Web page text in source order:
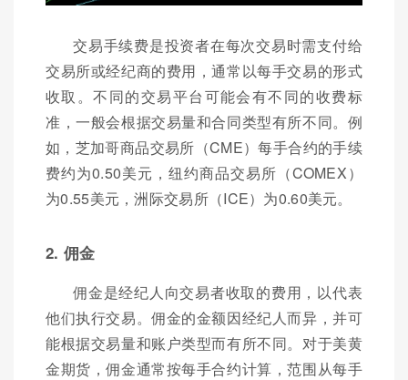
交易手续费是投资者在每次交易时需支付给
交易所或经纪商的费用，通常以每手交易的形式
收取。不同的交易平台可能会有不同的收费标
准，一般会根据交易量和合同类型有所不同。例
如，芝加哥商品交易所（CME）每手合约的手续
费约为0.50美元，纽约商品交易所（COMEX）
为0.55美元，洲际交易所（ICE）为0.60美元。
2. 佣金
佣金是经纪人向交易者收取的费用，以代表
他们执行交易。佣金的金额因经纪人而异，并可
能根据交易量和账户类型而有所不同。对于美黄
金期货，佣金通常按每手合约计算，范围从每手